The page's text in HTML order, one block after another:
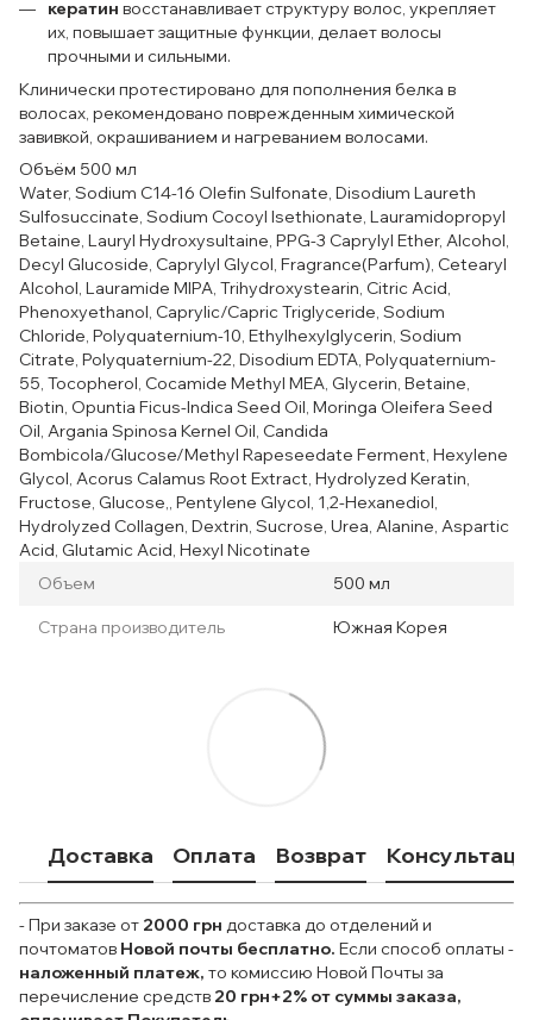
кератин восстанавливает‌ ‌структуру‌ ‌волос, укрепляет‌
‌их,‌ ‌повышает‌ ‌защитные‌ ‌функции, делает‌ ‌волосы‌
‌прочными‌ ‌и‌ ‌сильными.
Клинически протестировано для пополнения белка в
волосах, рекомендовано поврежденным химической
завивкой, окрашиванием и нагреванием волосами.
Объём 500 мл
Water, Sodium C14-16 Olefin Sulfonate, Disodium Laureth
Sulfosuccinate, Sodium Cocoyl Isethionate, Lauramidopropyl
Betaine, Lauryl Hydroxysultaine, PPG-3 Caprylyl Ether, Alcohol,
Decyl Glucoside, Caprylyl Glycol, Fragrance(Parfum), Cetearyl
Alcohol, Lauramide MIPA, Trihydroxystearin, Citric Acid,
Phenoxyethanol, Caprylic/Capric Triglyceride, Sodium
Chloride, Polyquaternium-10, Ethylhexylglycerin, Sodium
Citrate, Polyquaternium-22, Disodium EDTA, Polyquaternium-
55, Tocopherol, Cocamide Methyl MEA, Glycerin, Betaine,
Biotin, Opuntia Ficus-Indica Seed Oil, Moringa Oleifera Seed
Oil, Argania Spinosa Kernel Oil, Candida
Bombicola/Glucose/Methyl Rapeseedate Ferment, Hexylene
Glycol, Acorus Calamus Root Extract, Hydrolyzed Keratin,
Fructose, Glucose,, Pentylene Glycol, 1,2-Hexanediol,
Hydrolyzed Collagen, Dextrin, Sucrose, Urea, Alanine, Aspartic
Acid, Glutamic Acid, Hexyl Nicotinate
Объем
500 мл
Страна производитель Южная Корея
Доставка Оплата Возврат
- При заказе от 2000 грн доставка до отделений и
почтоматов Новой почты бесплатно. Если способ оплаты -
наложенный платеж, то комиссию Новой Почты за
перечисление средств 20 грн+2% от суммы заказа,